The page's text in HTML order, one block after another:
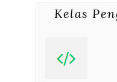
Kelas